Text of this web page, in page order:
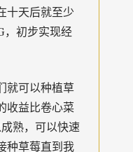
十天后就至少
，初步实现经
就可以种植草
收益比卷心菜
熟，可以快速
种草莓直到我